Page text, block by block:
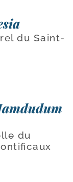
du Saint-
du